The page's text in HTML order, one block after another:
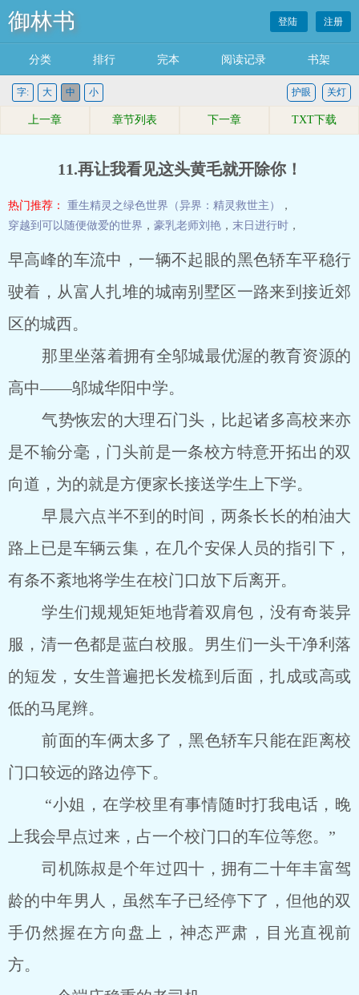
御林书 登陆 注册
分类 排行 完本 阅读记录 书架
字: 大 中 小 关灯
护眼
上一章 章节列表 下一章 TXT下载
11.再让我看见这头黄毛就开除你！
热门推荐： 重生精灵之绿色世界（异界：精灵救世主）
，
穿越到可以随便做爱的世界 ， 豪乳老师刘艳 ， 末日进行时 ，
早高峰的车流中，一辆不起眼的黑色轿车平稳行
驶着，从富人扎堆的城南别墅区一路来到接近郊
区的城西。
那里坐落着拥有全邬城最优渥的教育资源的
高中――邬城华阳中学。
气势恢宏的大理石门头，比起诸多高校来亦
是不输分毫，门头前是一条校方特意开拓出的双
向道，为的就是方便家长接送学生上下学。
早晨六点半不到的时间，两条长长的柏油大
路上已是车辆云集，在几个安保人员的指引下，
有条不紊地将学生在校门口放下后离开。
学生们规规矩矩地背着双肩包，没有奇装异
服，清一色都是蓝白校服。男生们一头干净利落
的短发，女生普遍把长发梳到后面，扎成或高或
低的马尾辫。
前面的车俩太多了，黑色轿车只能在距离校
门口较远的路边停下。
“小姐，在学校里有事情随时打我电话，晚
上我会早点过来，占一个校门口的车位等您。”
司机陈叔是个年过四十，拥有二十年丰富驾
龄的中年男人，虽然车子已经停下了，但他的双
手仍然握在方向盘上，神态严肃，目光直视前
方。